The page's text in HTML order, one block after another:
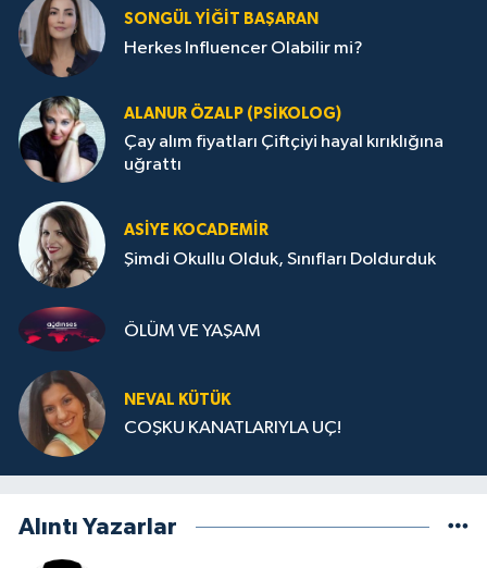
SONGÜL YIĞIT BAŞARAN
Herkes Influencer Olabilir mi?
ALANUR ÖZALP (PSIKOLOG)
Çay alım fiyatları Çiftçiyi hayal kırıklığına
uğrattı
ASIYE KOCADEMİR
Şimdi Okullu Olduk, Sınıfları Doldurduk
ÖLÜM VE YAŞAM
NEVAL KÜTÜK
COŞKU KANATLARIYLA UÇ!
Alıntı Yazarlar